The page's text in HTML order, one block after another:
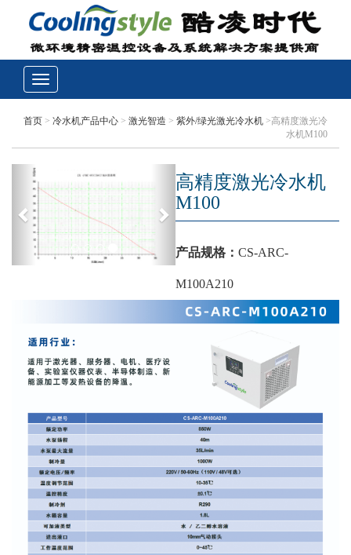
首页 > 冷水机产品中心 > 激光智造 > 紫外/绿光激光冷水机 >高精度激光冷
水机M100
高精度激光冷水机
M100
产品规格： CS-ARC-
M100A210